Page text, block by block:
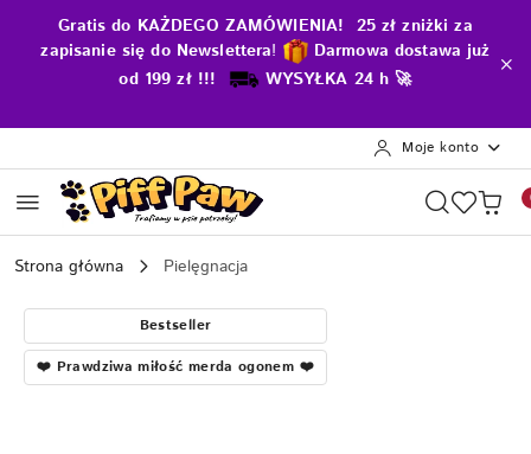
Przejdź do treści głównej
Przejdź do wyszukiwarki
Przejdź do moje konto
Przejdź do menu głównego
Przejdź do opisu produktu
Przejdź do stopki
Gratis do KAŻDEGO ZAMÓWIENIA! 25 zł zniżki za
zapisanie się do Newslettera! Darmowa dostawa już
od 199 zł !!!
WYSYŁKA 24 h 🚀
Moje konto
Strona główna Pielęgnacja
Bestseller
❤️ Prawdziwa miłość merda ogonem ❤️